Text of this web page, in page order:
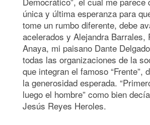
única y última esperanza para
tome un rumbo diferente, debe
acelerados y Alejandra Barrales,
Anaya, mi paisano Dante
todas las organizaciones de la
que integran el famoso “Frente”,
la generosidad esperada.
luego el hombre” como bien
Jesús Reyes Heroles.